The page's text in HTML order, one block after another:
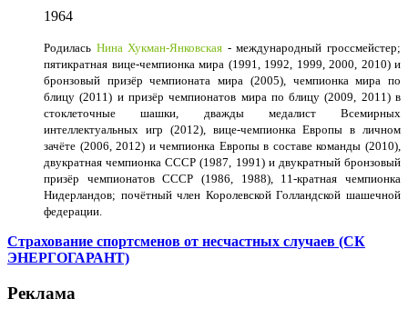
1964
Родилась Нина Хукман-Янковская - международный гроссмейстер;
пятикратная вице-чемпионка мира (1991, 1992, 1999, 2000, 2010) и
бронзовый призёр чемпионата мира (2005), чемпионка мира по
блицу (2011) и призёр чемпионатов мира по блицу (2009, 2011) в
стоклеточные шашки, дважды медалист Всемирных
интеллектуальных игр (2012), вице-чемпионка Европы в личном
зачёте (2006, 2012) и чемпионка Европы в составе команды (2010),
двукратная чемпионка СССР (1987, 1991) и двукратный бронзовый
призёр чемпионатов СССР (1986, 1988), 11-кратная чемпионка
Нидерландов; почётный член Королевской Голландской шашечной
федерации.
Страхование спортсменов от несчастных случаев (СК
ЭНЕРГОГАРАНТ)
Реклама